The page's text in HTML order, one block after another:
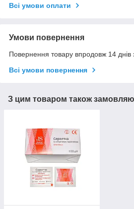
Всі умови оплати
Умови повернення
Повернення товару впродовж 14 днів
Всі умови повернення
З цим товаром також